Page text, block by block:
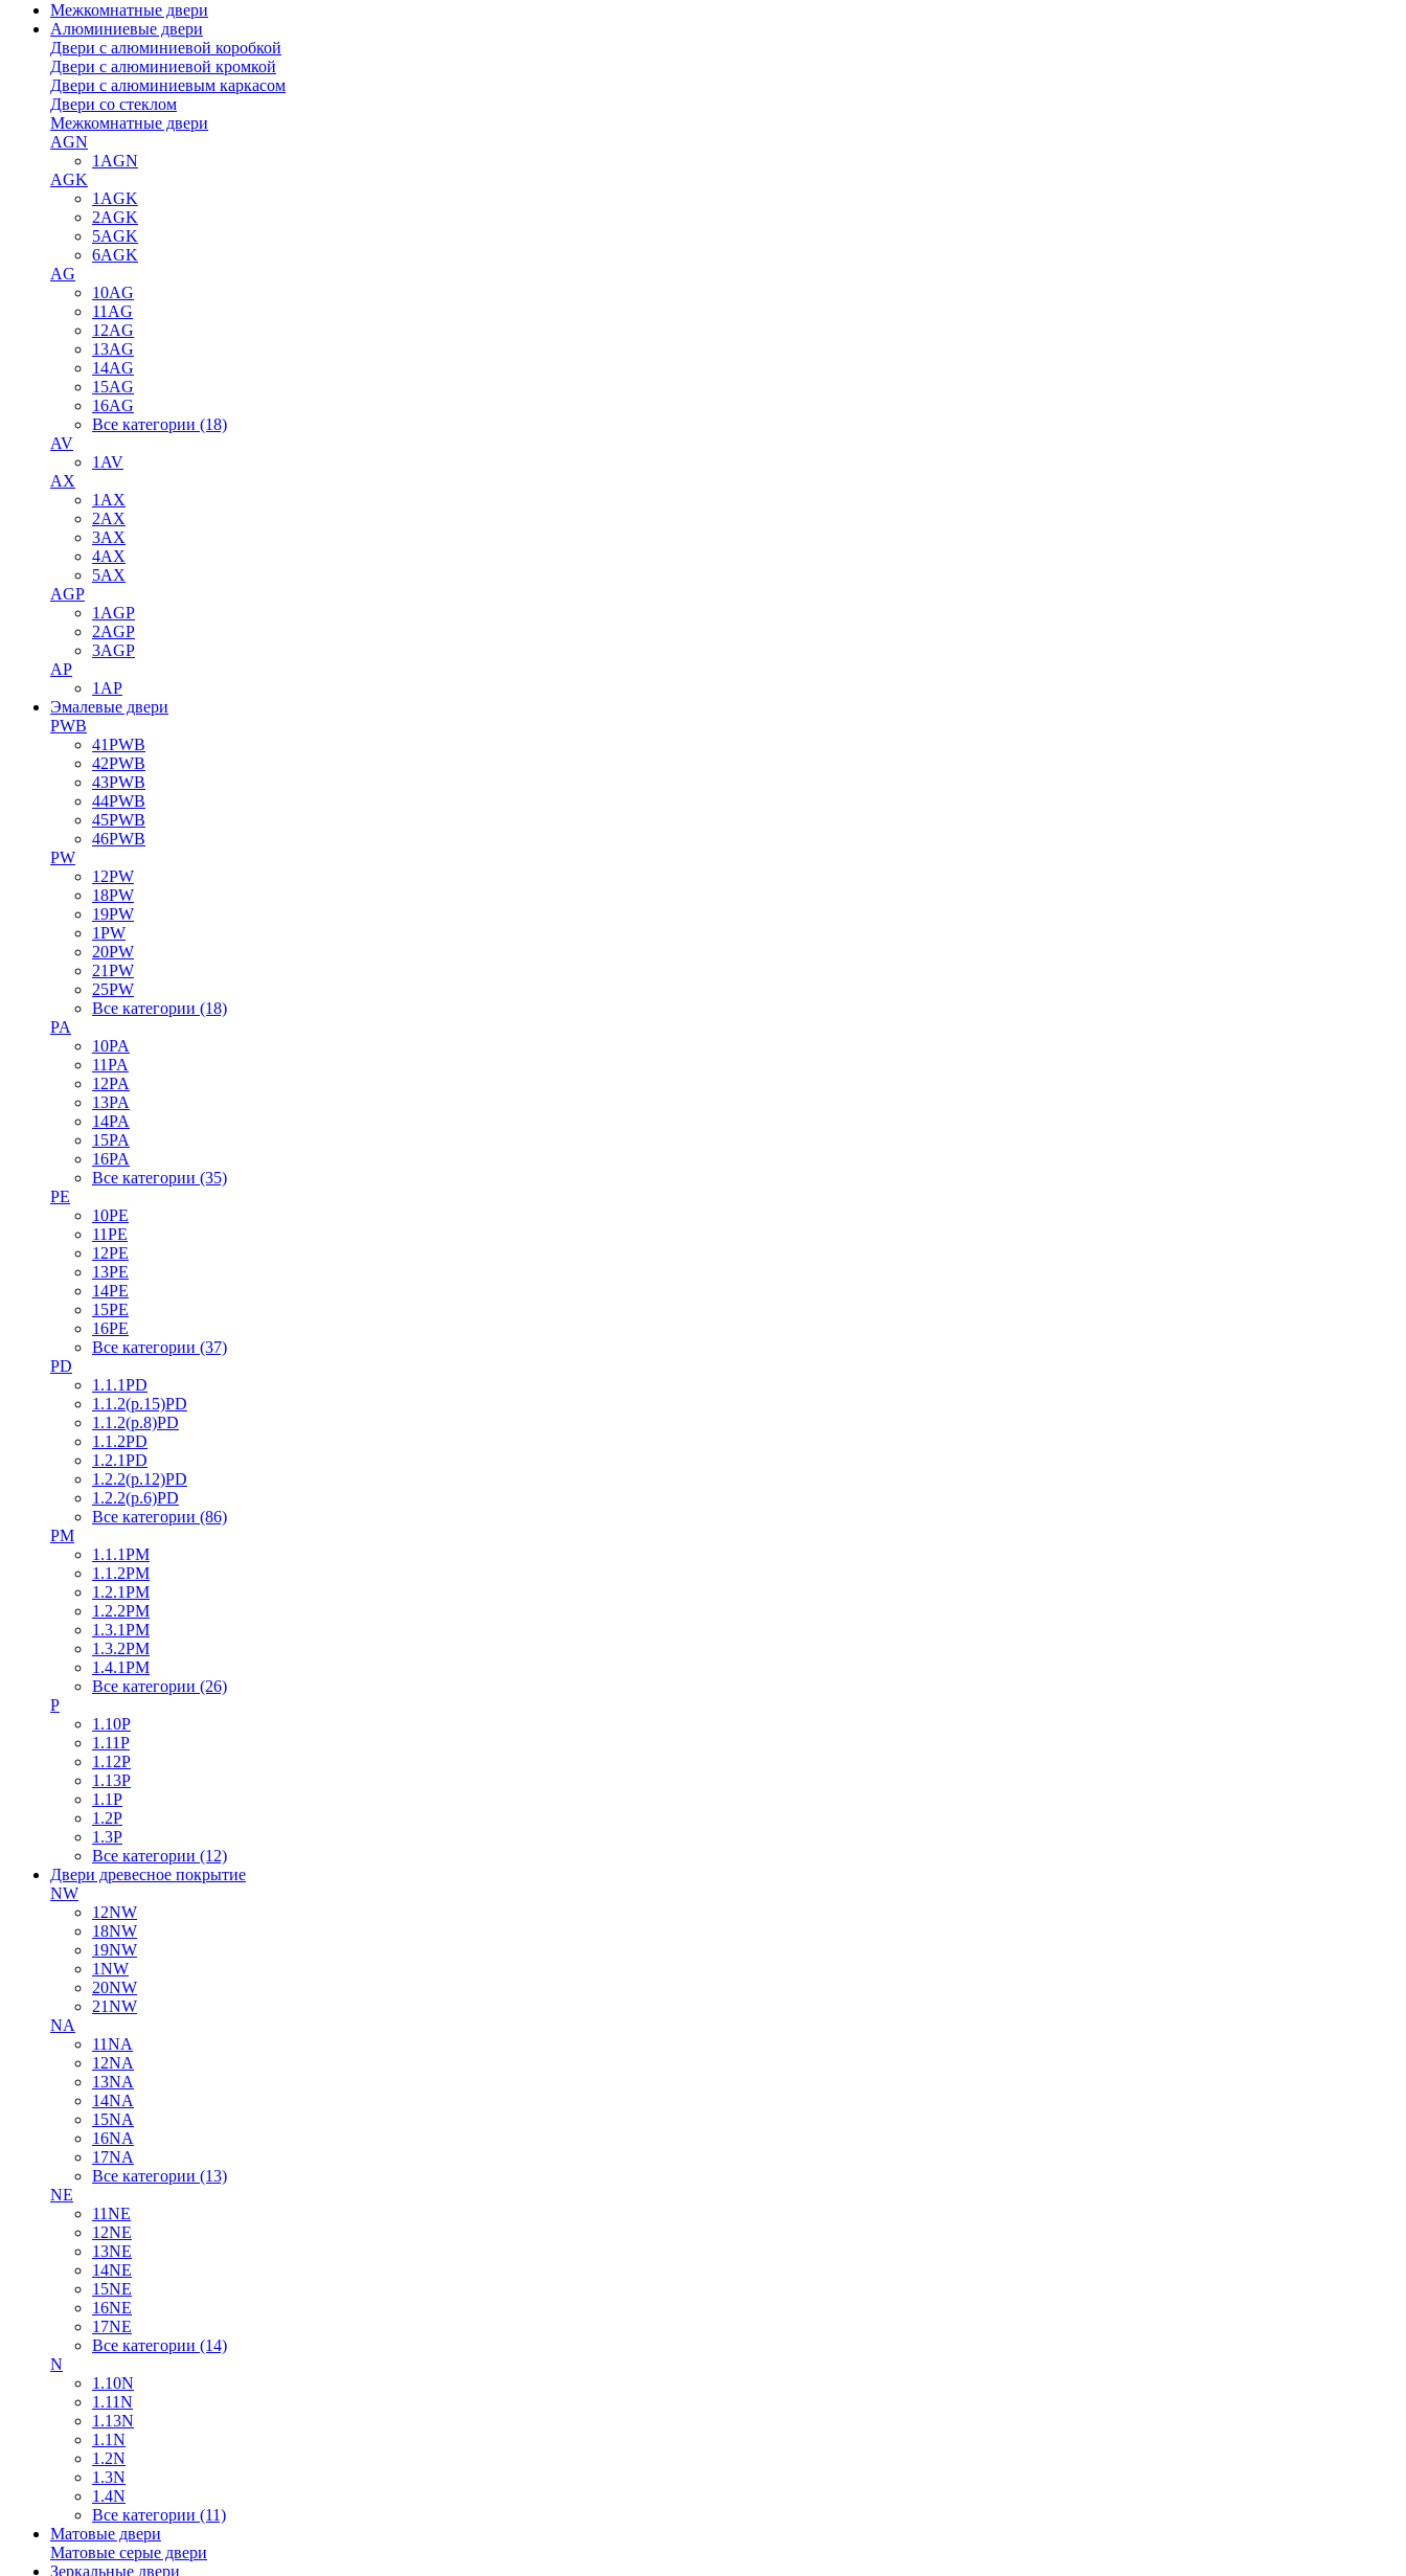
Межкомнатные двери
Алюминиевые двери
Двери с алюминиевой коробкой
Двери с алюминиевой кромкой
Двери с алюминиевым каркасом
Двери со стеклом
Межкомнатные двери
AGN
1AGN
AGK
1AGK
2AGK
5AGK
6AGK
AG
10AG
11AG
12AG
13AG
14AG
15AG
16AG
Все категории (18)
AV
1AV
AX
1AX
2AX
3AX
4AX
5AX
AGP
1AGP
2AGP
3AGP
AP
1AP
Эмалевые двери
PWB
41PWB
42PWB
43PWB
44PWB
45PWB
46PWB
PW
12PW
18PW
19PW
1PW
20PW
21PW
25PW
Все категории (18)
PA
10PA
11PA
12PA
13PA
14PA
15PA
16PA
Все категории (35)
PE
10PE
11PE
12PE
13PE
14PE
15PE
16PE
Все категории (37)
PD
1.1.1PD
1.1.2(р.15)PD
1.1.2(р.8)PD
1.1.2PD
1.2.1PD
1.2.2(р.12)PD
1.2.2(р.6)PD
Все категории (86)
PM
1.1.1PM
1.1.2PM
1.2.1PM
1.2.2PM
1.3.1PM
1.3.2PM
1.4.1PM
Все категории (26)
P
1.10P
1.11P
1.12P
1.13P
1.1P
1.2P
1.3P
Все категории (12)
Двери древесное покрытие
NW
12NW
18NW
19NW
1NW
20NW
21NW
NA
11NA
12NA
13NA
14NA
15NA
16NA
17NA
Все категории (13)
NE
11NE
12NE
13NE
14NE
15NE
16NE
17NE
Все категории (14)
N
1.10N
1.11N
1.13N
1.1N
1.2N
1.3N
1.4N
Все категории (11)
Матовые двери
Матовые серые двери
Зеркальные двери